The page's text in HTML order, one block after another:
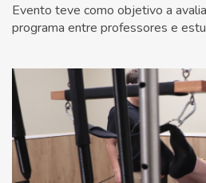
Evento teve como objetivo a
programa entre professores e